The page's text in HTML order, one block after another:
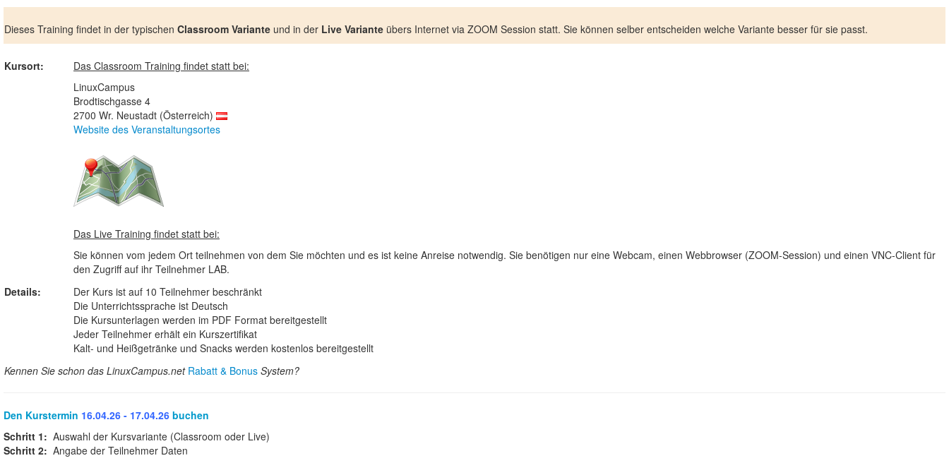
Dieses Training findet in der typischen Classroom Variante und in der Live Variante übers Internet via ZOOM Session statt. Sie können selber entscheiden welche Variante besser für sie passt.
Kursort:
Das Classroom Training findet statt bei:
LinuxCampus
Brodtischgasse 4
2700 Wr. Neustadt (Österreich)
Website des Veranstaltungsortes
Das Live Training findet statt bei:
Sie können vom jedem Ort teilnehmen von dem Sie möchten und es ist keine Anreise notwendig. Sie benötigen nur eine Webcam, einen Webbrowser (ZOOM-Session) und einen VNC-Client für
den Zugriff auf ihr Teilnehmer LAB.
Details:
Der Kurs ist auf 10 Teilnehmer beschränkt
Die Unterrichtssprache ist Deutsch
Die Kursunterlagen werden im PDF Format bereitgestellt
Jeder Teilnehmer erhält ein Kurszertifikat
Kalt- und Heißgetränke und Snacks werden kostenlos bereitgestellt
Kennen Sie schon das LinuxCampus.net Rabatt & Bonus System?
Den Kurstermin 16.04.26 - 17.04.26 buchen
Schritt 1: Auswahl der Kursvariante (Classroom oder Live)
Schritt 2: Angabe der Teilnehmer Daten